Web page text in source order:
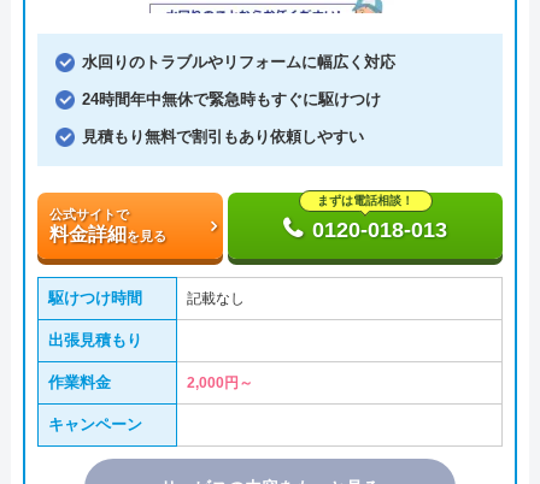
水回りのトラブルやリフォームに幅広く対応
24時間年中無休で緊急時もすぐに駆けつけ
見積もり無料で割引もあり依頼しやすい
公式サイトで
料金詳細を見る
まずは電話相談！
0120-018-013
駆けつけ時間 記載なし
出張見積もり
作業料金 2,000円～
キャンペーン